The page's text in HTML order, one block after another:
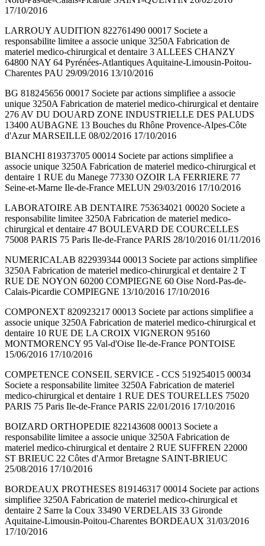
17/10/2016
LARROUY AUDITION 822761490 00017 Societe a
responsabilite limitee a associe unique 3250A Fabrication de
materiel medico-chirurgical et dentaire 3 ALLEES CHANZY
64800 NAY 64 Pyrénées-Atlantiques Aquitaine-Limousin-Poitou-
Charentes PAU 29/09/2016 13/10/2016
BG 818245656 00017 Societe par actions simplifiee a associe
unique 3250A Fabrication de materiel medico-chirurgical et dentaire
276 AV DU DOUARD ZONE INDUSTRIELLE DES PALUDS
13400 AUBAGNE 13 Bouches du Rhône Provence-Alpes-Côte
d'Azur MARSEILLE 08/02/2016 17/10/2016
BIANCHI 819373705 00014 Societe par actions simplifiee a
associe unique 3250A Fabrication de materiel medico-chirurgical et
dentaire 1 RUE du Manege 77330 OZOIR LA FERRIERE 77
Seine-et-Marne Ile-de-France MELUN 29/03/2016 17/10/2016
LABORATOIRE AB DENTAIRE 753634021 00020 Societe a
responsabilite limitee 3250A Fabrication de materiel medico-
chirurgical et dentaire 47 BOULEVARD DE COURCELLES
75008 PARIS 75 Paris Ile-de-France PARIS 28/10/2016 01/11/2016
NUMERICALAB 822939344 00013 Societe par actions simplifiee
3250A Fabrication de materiel medico-chirurgical et dentaire 2 T
RUE DE NOYON 60200 COMPIEGNE 60 Oise Nord-Pas-de-
Calais-Picardie COMPIEGNE 13/10/2016 17/10/2016
COMPONEXT 820923217 00013 Societe par actions simplifiee a
associe unique 3250A Fabrication de materiel medico-chirurgical et
dentaire 10 RUE DE LA CROIX VIGNERON 95160
MONTMORENCY 95 Val-d'Oise Ile-de-France PONTOISE
15/06/2016 17/10/2016
COMPETENCE CONSEIL SERVICE - CCS 519254015 00034
Societe a responsabilite limitee 3250A Fabrication de materiel
medico-chirurgical et dentaire 1 RUE DES TOURELLES 75020
PARIS 75 Paris Ile-de-France PARIS 22/01/2016 17/10/2016
BOIZARD ORTHOPEDIE 822143608 00013 Societe a
responsabilite limitee a associe unique 3250A Fabrication de
materiel medico-chirurgical et dentaire 2 RUE SUFFREN 22000
ST BRIEUC 22 Côtes d'Armor Bretagne SAINT-BRIEUC
25/08/2016 17/10/2016
BORDEAUX PROTHESES 819146317 00014 Societe par actions
simplifiee 3250A Fabrication de materiel medico-chirurgical et
dentaire 2 Sarre la Coux 33490 VERDELAIS 33 Gironde
Aquitaine-Limousin-Poitou-Charentes BORDEAUX 31/03/2016
17/10/2016